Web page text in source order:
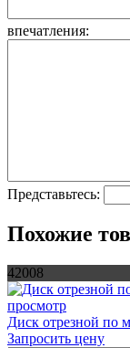
впечатления:
Представьтесь:
Похожие
42008
просмотр
Диск отрезной по
Запросить цену